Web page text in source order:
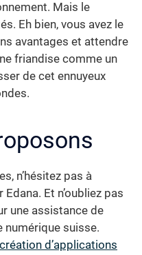
Mais le
Eh bien, vous avez le
avantages et attendre
friandise comme un
de cet ennuyeux
n’hésitez pas à
Et n’oubliez pas
une assistance de
numérique suisse.
création d’applications